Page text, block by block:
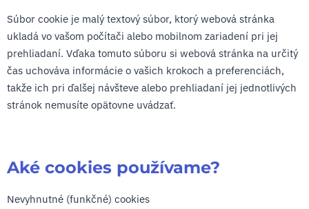
Súbor cookie je malý textový súbor, ktorý webová stránka
ukladá vo vašom počítači alebo mobilnom zariadení pri jej
prehliadaní. Vďaka tomuto súboru si webová stránka na určitý
čas uchováva informácie o vašich krokoch a preferenciách,
takže ich pri ďalšej návšteve alebo prehliadaní jej jednotlivých
stránok nemusíte opätovne uvádzať.
Aké cookies používame?
Nevyhnutné (funkčné) cookies